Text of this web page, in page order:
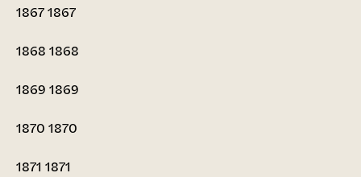
18671867
1868 1868
1869 1869
1870 1870
1871 1871